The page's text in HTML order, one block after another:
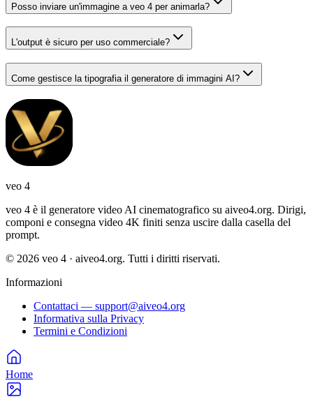
Posso inviare un'immagine a veo 4 per animarla?
L'output è sicuro per uso commerciale?
Come gestisce la tipografia il generatore di immagini AI?
veo 4
veo 4 è il generatore video AI cinematografico su aiveo4.org. Dirigi,
componi e consegna video 4K finiti senza uscire dalla casella del
prompt.
© 2026 veo 4 · aiveo4.org. Tutti i diritti riservati.
Informazioni
Contattaci — support@aiveo4.org
Informativa sulla Privacy
Termini e Condizioni
Home